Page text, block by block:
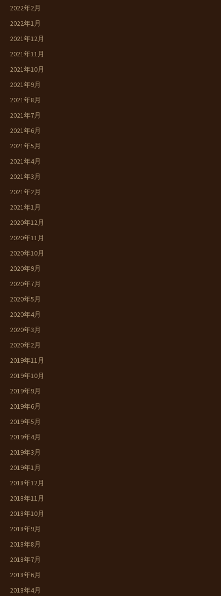
2022年2月
2022年1月
2021年12月
2021年11月
2021年10月
2021年9月
2021年8月
2021年7月
2021年6月
2021年5月
2021年4月
2021年3月
2021年2月
2021年1月
2020年12月
2020年11月
2020年10月
2020年9月
2020年7月
2020年5月
2020年4月
2020年3月
2020年2月
2019年11月
2019年10月
2019年9月
2019年6月
2019年5月
2019年4月
2019年3月
2019年1月
2018年12月
2018年11月
2018年10月
2018年9月
2018年8月
2018年7月
2018年6月
2018年4月